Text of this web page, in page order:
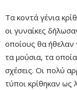
Τα κοντά γένια
οι γυναίκες
οποίους θα ήθελαν
τα μούσια, τα
σχέσεις. Οι πολύ
τύποι κρίθηκαν ως